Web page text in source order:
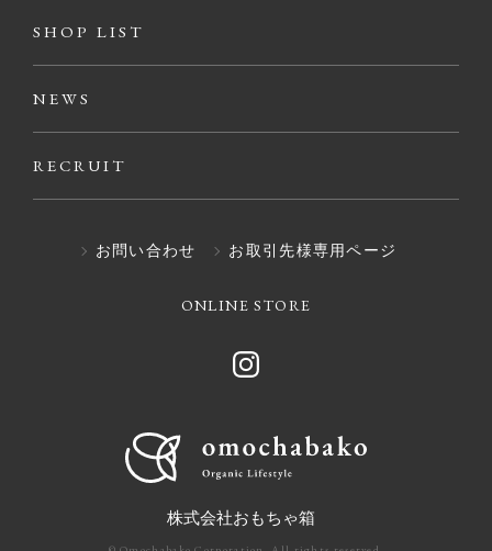
SHOP LIST
NEWS
RECRUIT
お問い合わせ お取引先様専用ページ
ONLINE STORE
株式会社おもちゃ箱